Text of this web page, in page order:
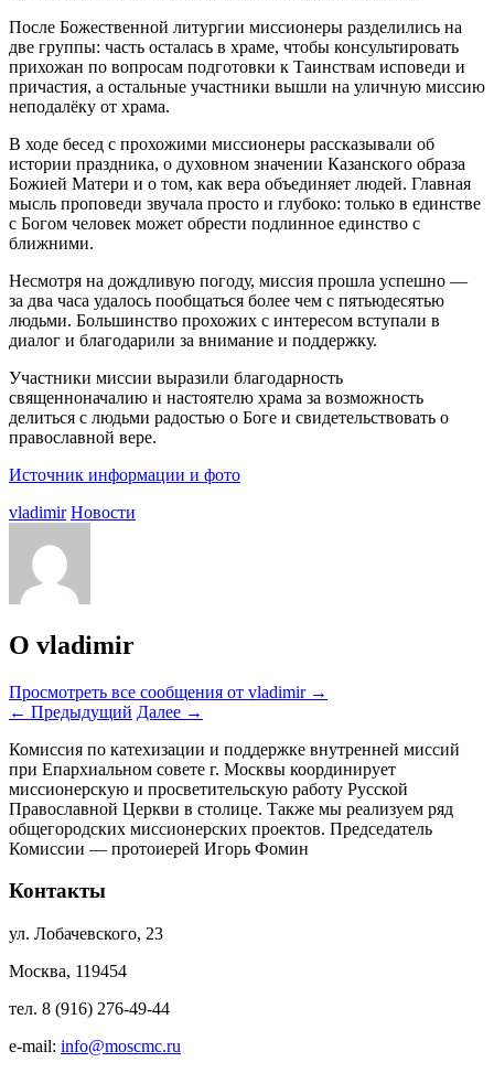
После Божественной литургии миссионеры разделились на
две группы: часть осталась в храме, чтобы консультировать
прихожан по вопросам подготовки к Таинствам исповеди и
причастия, а остальные участники вышли на уличную миссию
неподалёку от храма.
В ходе бесед с прохожими миссионеры рассказывали об
истории праздника, о духовном значении Казанского образа
Божией Матери и о том, как вера объединяет людей. Главная
мысль проповеди звучала просто и глубоко: только в единстве
с Богом человек может обрести подлинное единство с
ближними.
Несмотря на дождливую погоду, миссия прошла успешно —
за два часа удалось пообщаться более чем с пятьюдесятью
людьми. Большинство прохожих с интересом вступали в
диалог и благодарили за внимание и поддержку.
Участники миссии выразили благодарность
священноначалию и настоятелю храма за возможность
делиться с людьми радостью о Боге и свидетельствовать о
православной вере.
Источник информации и фото
vladimir Новости
О vladimir
Просмотреть все сообщения от vladimir →
← Предыдущий Далее →
Комиссия по катехизации и поддержке внутренней миссий
при Епархиальном совете г. Москвы координирует
миссионерскую и просветительскую работу Русской
Православной Церкви в столице. Также мы реализуем ряд
общегородских миссионерских проектов. Председатель
Комиссии — протоиерей Игорь Фомин
Контакты
ул. Лобачевского, 23
Москва, 119454
тел. 8 (916) 276-49-44
e-mail: info@moscmc.ru